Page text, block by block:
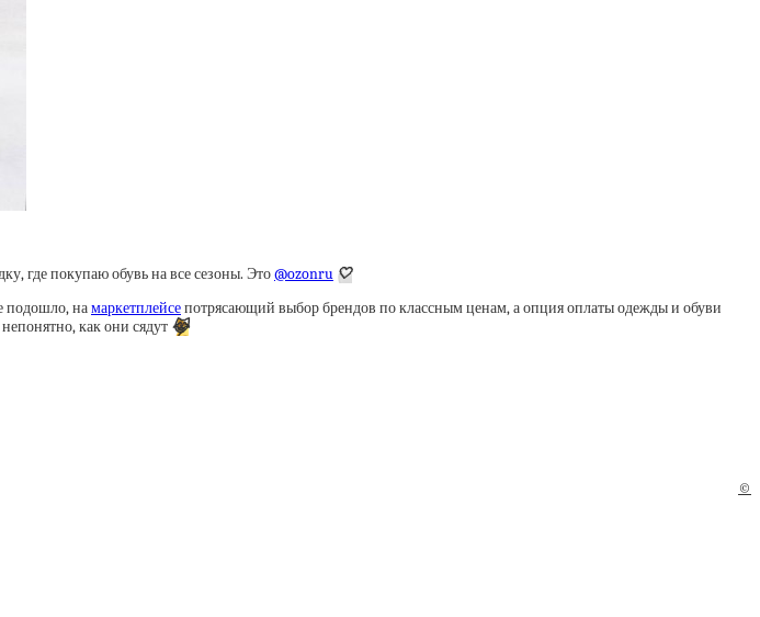
где покупаю обувь на все сезоны. Это@ozonru 🤍
подошло, намаркетплейсепотрясающий выбор брендов по классным ценам, а опция оплаты одежды и обуви
как они сядут 😹
©